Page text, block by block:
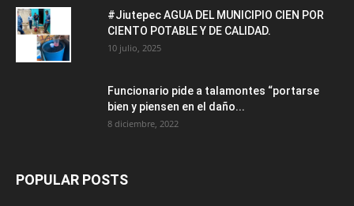
#Jiutepec AGUA DEL MUNICIPIO CIEN POR
CIENTO POTABLE Y DE CALIDAD.
10 julio, 2025
Funcionario pide a talamontes “portarse
bien y piensen en el daño...
8 diciembre, 2022
POPULAR POSTS